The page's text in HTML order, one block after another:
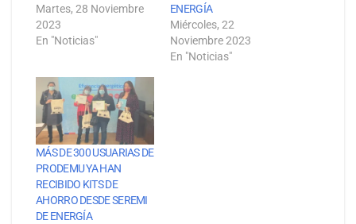
Martes, 28 Noviembre
2023
En "Noticias"
ENERGÍA
Miércoles, 22
Noviembre 2023
En "Noticias"
MÁS DE 300 USUARIAS DE
PRODEMU YA HAN
RECIBIDO KITS DE
AHORRO DESDE SEREMI
DE ENERGÍA